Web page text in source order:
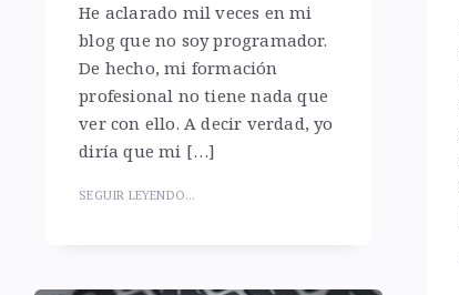
He aclarado mil veces en mi
blog que no soy programador.
De hecho, mi formación
profesional no tiene nada que
ver con ello. A decir verdad, yo
diría que mi […]
SEGUIR LEYENDO...